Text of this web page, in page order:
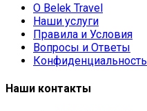
О Belek Travel
Наши услуги
Правила и Условия
Вопросы и Ответы
Конфиденциальность
Наши контакты